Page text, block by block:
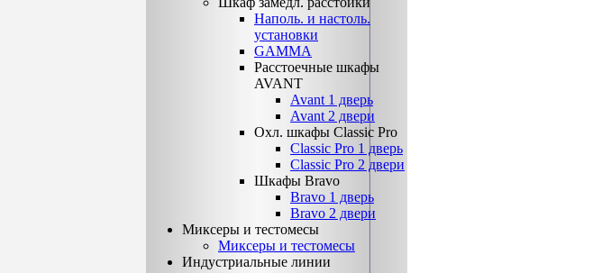
Наполь. и настоль.
установки
GAMMA
Расстоечные шкафы
AVANT
Avant 1 дверь
Avant 2 двери
Охл. шкафы Classiс Pro
Classic Pro 1 дверь
Classic Pro 2 двери
Шкафы Bravo
Bravo 1 дверь
Bravo 2 двери
Миксеры и тестомесы
Миксеры и тестомесы
Индустриальные линии